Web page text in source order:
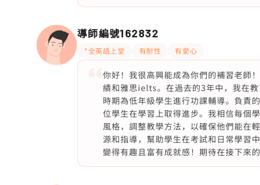
導師編號162832
*全英語上堂 有耐性 有愛心
你好！我很高興能成為你們的補習老師
績和雅思ielts。在過去的3年中，我在
時期為低年級學生進行功課輔導。負責
位學生在學習上取得進步。我相信每個
風格，調整教學方法，以確保他們能在
源和指導，幫助學生在考試和日常學習
變得有趣且富有成就感！期待在接下來